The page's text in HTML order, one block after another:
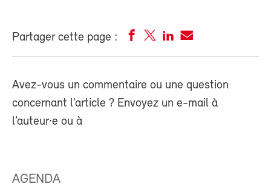
Partager cette page :
Avez-vous un commentaire ou une question
concernant l’article ? Envoyez un e-mail à
l’auteur·e ou à
AGENDA